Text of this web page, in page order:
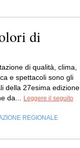
di
di qualità, clima,
e spettacoli sono gli
della 27esima edizione
da...
Leggere il seguito
REGIONALE